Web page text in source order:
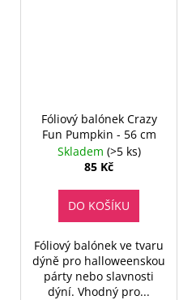
Fóliový balónek Crazy
Fun Pumpkin - 56 cm
Skladem (>5 ks)
85 Kč
DO KOŠÍKU
Fóliový balónek ve tvaru
dýně pro halloweenskou
párty nebo slavnosti
dýní. Vhodný pro...